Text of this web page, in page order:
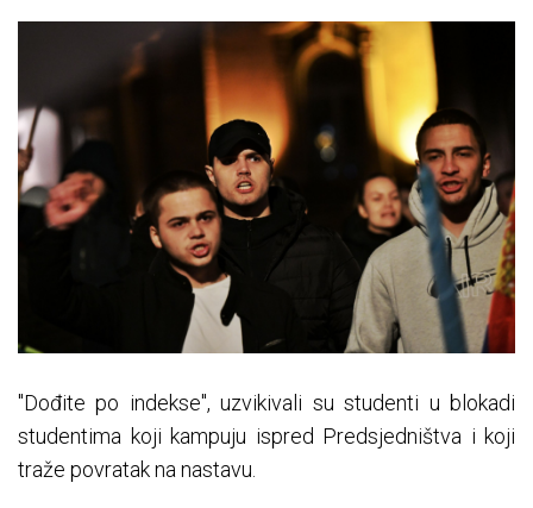
"Dođite po indekse", uzvikivali su studenti u blokadi
studentima koji kampuju ispred Predsjedništva i koji
traže povratak na nastavu.